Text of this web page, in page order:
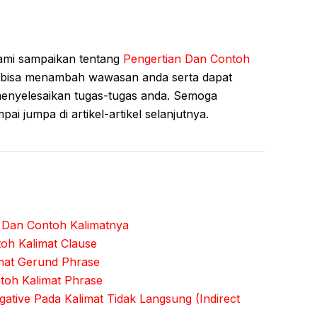
sampaikan tentang Pengertian Dan Contoh
menambah wawasan anda serta dapat
tugas-tugas anda. Semoga
jumpa di artikel-artikel selanjutnya.
Contoh Kalimatnya
Kalimat Clause
Gerund Phrase
Kalimat Phrase
Pada Kalimat Tidak Langsung (Indirect